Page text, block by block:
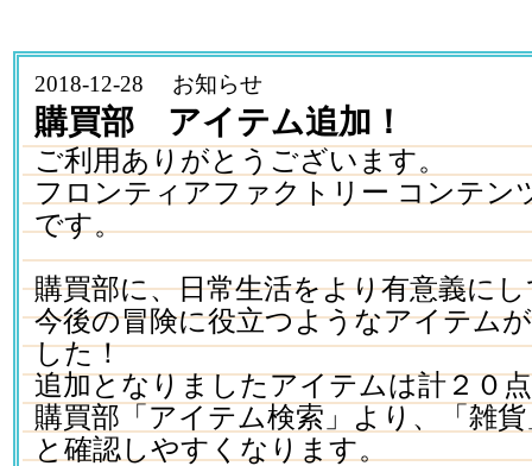
2018-12-28 お知らせ
購買部 アイテム追加！
ご利用ありがとうございます。
フロンティアファクトリー コンテン
です。
購買部に、日常生活をより有意義に
今後の冒険に役立つようなアイテム
した！
追加となりましたアイテムは計２０
購買部「アイテム検索」より、「雑
と確認しやすくなります。